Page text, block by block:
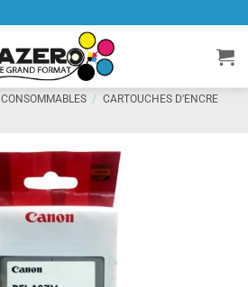
CONSOMMABLES / CARTOUCHES D'ENCRE